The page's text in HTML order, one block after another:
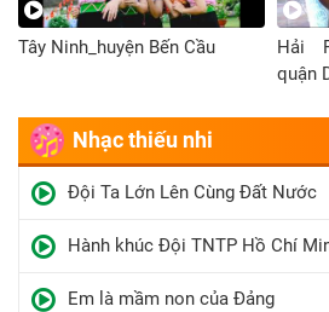
Tây Ninh_huyện Bến Cầu
Hải
quận
Nhạc thiếu nhi
Đội Ta Lớn Lên Cùng Đất Nước
Hành khúc Đội TNTP Hồ Chí
Em là mầm non của Đảng